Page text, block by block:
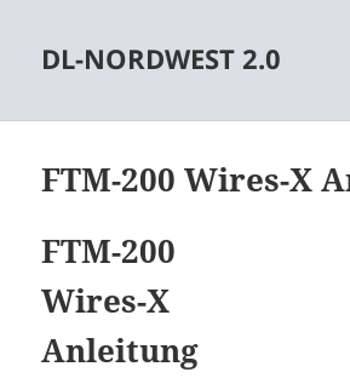
DL-NORDWEST 2.0
FTM-200 Wires-X
FTM-200
Wires-X
Anleitung